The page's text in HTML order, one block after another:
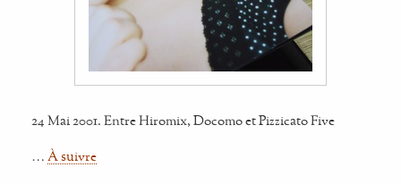
24 Mai 2001. Entre Hiromix, Docomo et Pizzicato Five
… À suivre